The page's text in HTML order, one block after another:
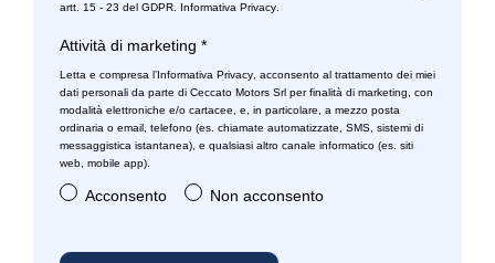
artt. 15 - 23 del GDPR.
Informativa Privacy.
Attività di marketing *
Letta e compresa l’ Informativa Privacy, acconsento al trattamento dei miei
dati personali da parte di Ceccato Motors Srl per finalità di marketing, con
modalità elettroniche e/o cartacee, e, in particolare, a mezzo posta
ordinaria o email, telefono (es. chiamate automatizzate, SMS, sistemi di
messaggistica istantanea), e qualsiasi altro canale informatico (es. siti
web, mobile app).
Acconsento Non acconsento